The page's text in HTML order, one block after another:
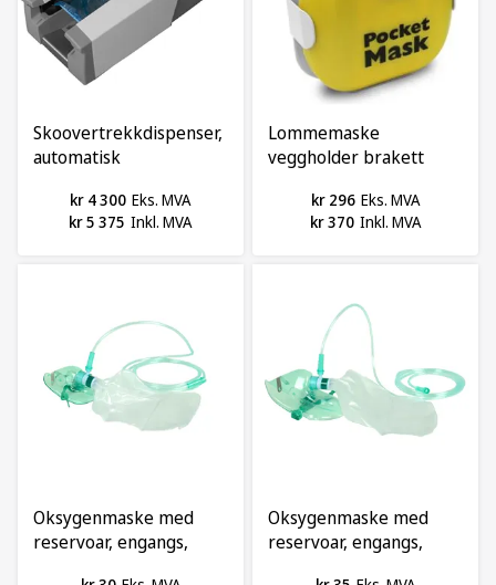
Skoovertrekkdispenser,
automatisk
kr 4 300 Eks. MVA
kr 5 375 Inkl. MVA
Lommemaske
veggholder brakett
kr 296 Eks. MVA
kr 370 Inkl. MVA
Oksygenmaske med
reservoar, engangs,
Oksygenmaske med
reservoar, engangs,